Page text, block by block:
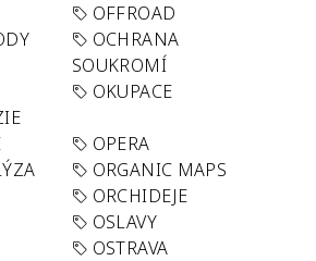
OFFROAD
OCHRANA
SOUKROMÍ
OKUPACE
OPERA
ORGANIC MAPS
ORCHIDEJE
OSLAVY
OSTRAVA